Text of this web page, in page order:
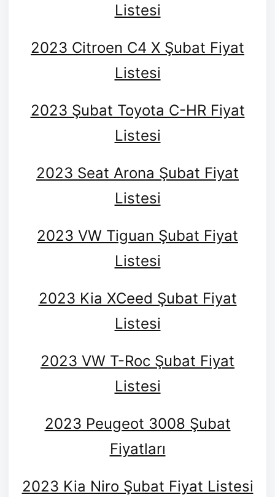
Listesi
2023 Citroen C4 X Şubat Fiyat
Listesi
2023 Şubat Toyota C-HR Fiyat
Listesi
2023 Seat Arona Şubat Fiyat
Listesi
2023 VW Tiguan Şubat Fiyat
Listesi
2023 Kia XCeed Şubat Fiyat
Listesi
2023 VW T-Roc Şubat Fiyat
Listesi
2023 Peugeot 3008 Şubat
Fiyatları
2023 Kia Niro Şubat Fiyat Listesi